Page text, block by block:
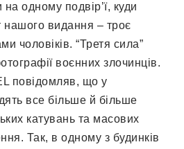
на одному подвір’ї, куди
видання – троє
чоловіків. “Третя сила”
воєнних злочинців.
повідомляв, що у
все більше й більше
катувань та масових
Так, в одному з будинків